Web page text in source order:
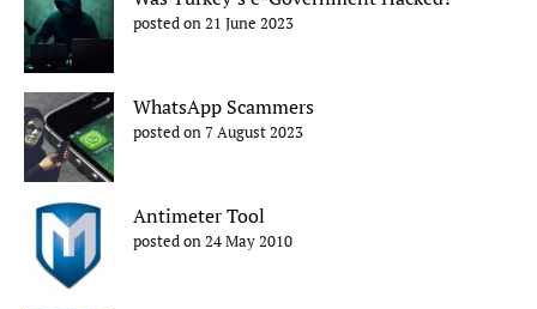
posted on 21 June 2023
WhatsApp Scammers
posted on 7 August 2023
Antimeter Tool
posted on 24 May 2010